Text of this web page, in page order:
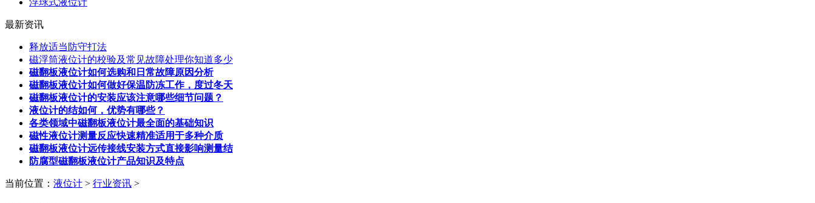
最新资讯
释放适当防守打法
磁浮筒液位计的校验及常见故障处理你知道多少
磁翻板液位计如何选购和日常故障原因分析
磁翻板液位计如何做好保温防冻工作，度过冬天
磁翻板液位计的安装应该注意哪些细节问题？
液位计的结如何，优势有哪些？
各类领域中磁翻板液位计最全面的基础知识
磁性液位计测量反应快速精准适用于多种介质
磁翻板液位计远传接线安装方式直接影响测量结
防腐型磁翻板液位计产品知识及特点
当前位置： 液位计 > 行业资讯 >